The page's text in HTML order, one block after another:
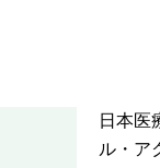
日本医
ル・ア